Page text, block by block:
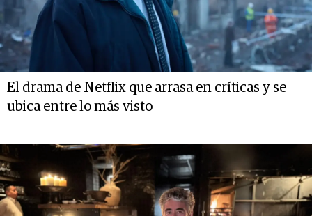
El drama de Netflix que arrasa en críticas y se
ubica entre lo más visto